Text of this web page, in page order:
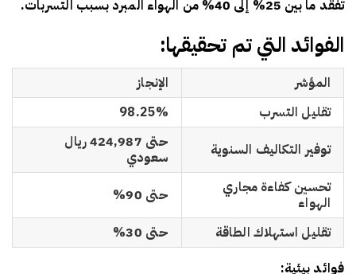
تفقد ما بين 25% إلى 40% من الهواء المبرد بسبب التسربات.
الفوائد التي تم تحقيقها:
المؤشر
الإنجاز
تقليل التسرب
98.25%
توفير التكاليف السنوية
حتى 424,987 ريال
سعودي
تحسين كفاءة مجاري
الهواء
حتى 90%
تقليل استهلاك الطاقة
حتى 30%
فوائد بيئية: